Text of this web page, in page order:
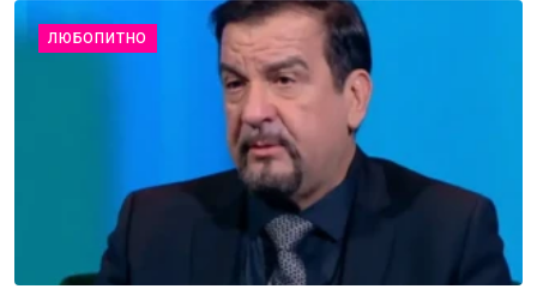
ЛЮБОПИТНО